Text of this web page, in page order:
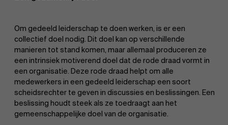
Om gedeeld leiderschap te doen werken, is er een
collectief doel nodig. Dit doel kan op verschillende
manieren tot stand komen, maar allemaal produceren ze
een intrinsiek motiverend doel dat de rode draad vormt in
een organisatie. Deze rode draad helpt om alle
medewerkers in een gedeeld leiderschap een soort
scheidsrechter te geven in discussies en beslissingen. Een
beslissing houdt steek als ze toedraagt aan het
gemeenschappelijke doel van de organisatie.